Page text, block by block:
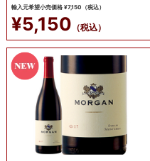
輸入元希望小売価格 ¥7,150（税込）
¥5,150 （税込）